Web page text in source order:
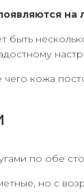
чего кожа
по обе
но с